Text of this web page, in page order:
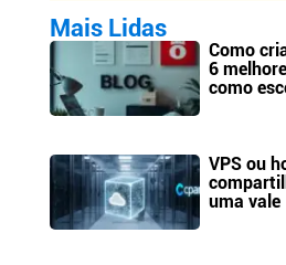
Mais Lidas
Como
6
como
VPS ou
uma vale